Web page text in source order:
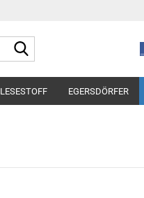
LESESTOFF EGERSDÖRFER